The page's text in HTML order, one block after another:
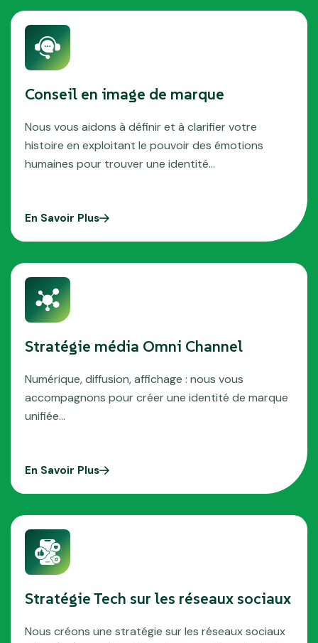
Conseil en image de marque
Nous vous aidons à définir et à clarifier votre
histoire en exploitant le pouvoir des émotions
humaines pour trouver une identité…
En Savoir Plus
Stratégie média Omni Channel
Numérique, diffusion, affichage : nous vous
accompagnons pour créer une identité de marque
unifiée…
En Savoir Plus
Stratégie Tech sur les réseaux sociaux
Nous créons une stratégie sur les réseaux sociaux